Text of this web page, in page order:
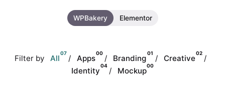
WPBakery Elementor
Filter by All
07
Apps
00
Branding
01
Creative
02
Identity
04
Mockup
00